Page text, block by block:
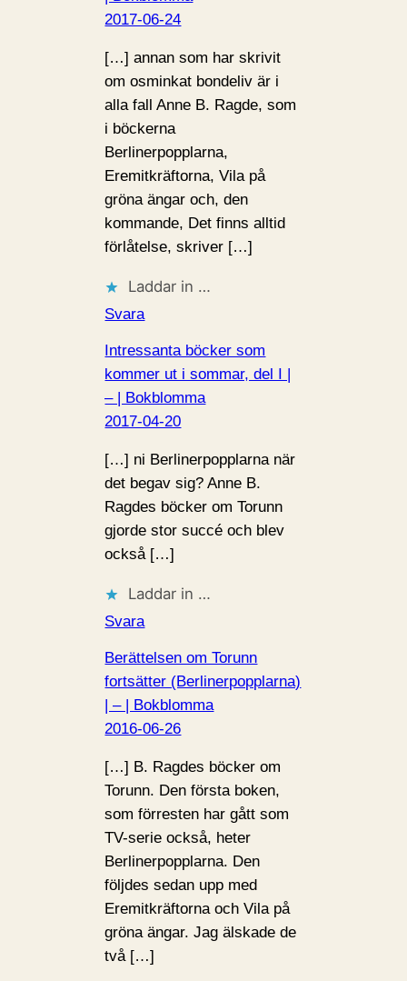
2017-06-24
[…] annan som har skrivit
om osminkat bondeliv är i
alla fall Anne B. Ragde, som
i böckerna
Berlinerpopplarna,
Eremitkräftorna, Vila på
gröna ängar och, den
kommande, Det finns alltid
förlåtelse, skriver […]
Laddar in …
Svara
Intressanta böcker som
kommer ut i sommar, del I |
– | Bokblomma
2017-04-20
[…] ni Berlinerpopplarna när
det begav sig? Anne B.
Ragdes böcker om Torunn
gjorde stor succé och blev
också […]
Laddar in …
Svara
Berättelsen om Torunn
fortsätter (Berlinerpopplarna)
| – | Bokblomma
2016-06-26
[…] B. Ragdes böcker om
Torunn. Den första boken,
som förresten har gått som
TV-serie också, heter
Berlinerpopplarna. Den
följdes sedan upp med
Eremitkräftorna och Vila på
gröna ängar. Jag älskade de
två […]